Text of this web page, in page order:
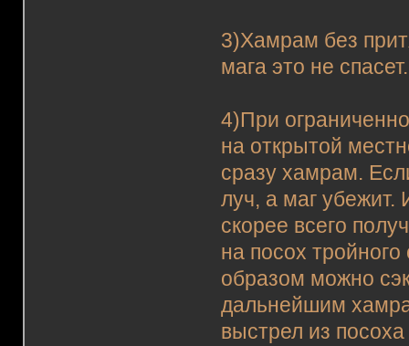
3)Хамрам без
мага это не спасет.
4)При
на открытой
сразу хамрам.
луч, а маг убежит.
скорее всего
на посох
образом можно
дальнейшим
выстрел из посоха